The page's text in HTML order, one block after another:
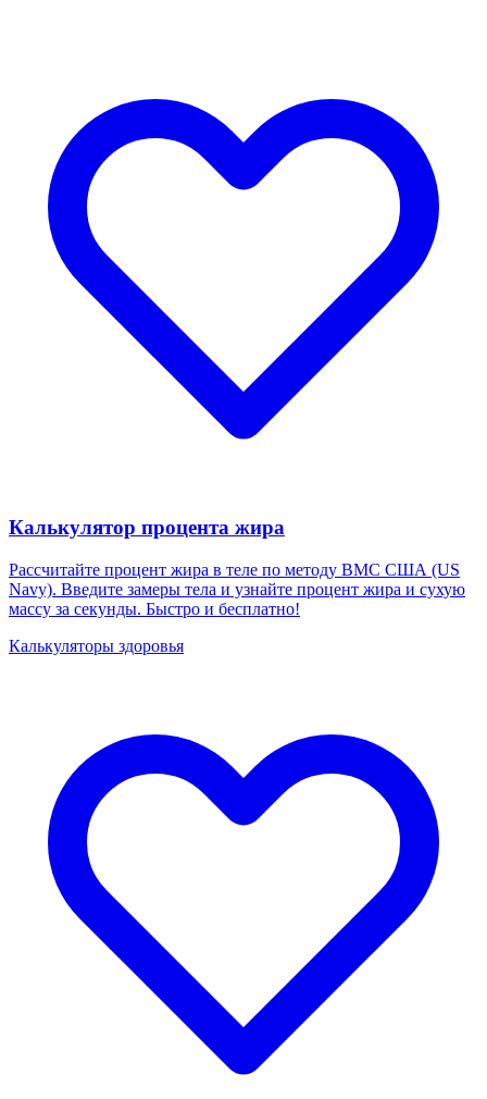
Калькулятор процента жира
Рассчитайте процент жира в теле по методу ВМС США (US
Navy). Введите замеры тела и узнайте процент жира и сухую
массу за секунды. Быстро и бесплатно!
Калькуляторы здоровья